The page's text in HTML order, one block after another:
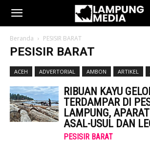
Beranda PESISIR BARAT
PESISIR BARAT
ACEH ADVERTORIAL AMBON ARTIKEL
RIBUAN KAYU
TERDAMPAR DI
LAMPUNG,
ASAL-USUL DAN
PESISIR BARAT